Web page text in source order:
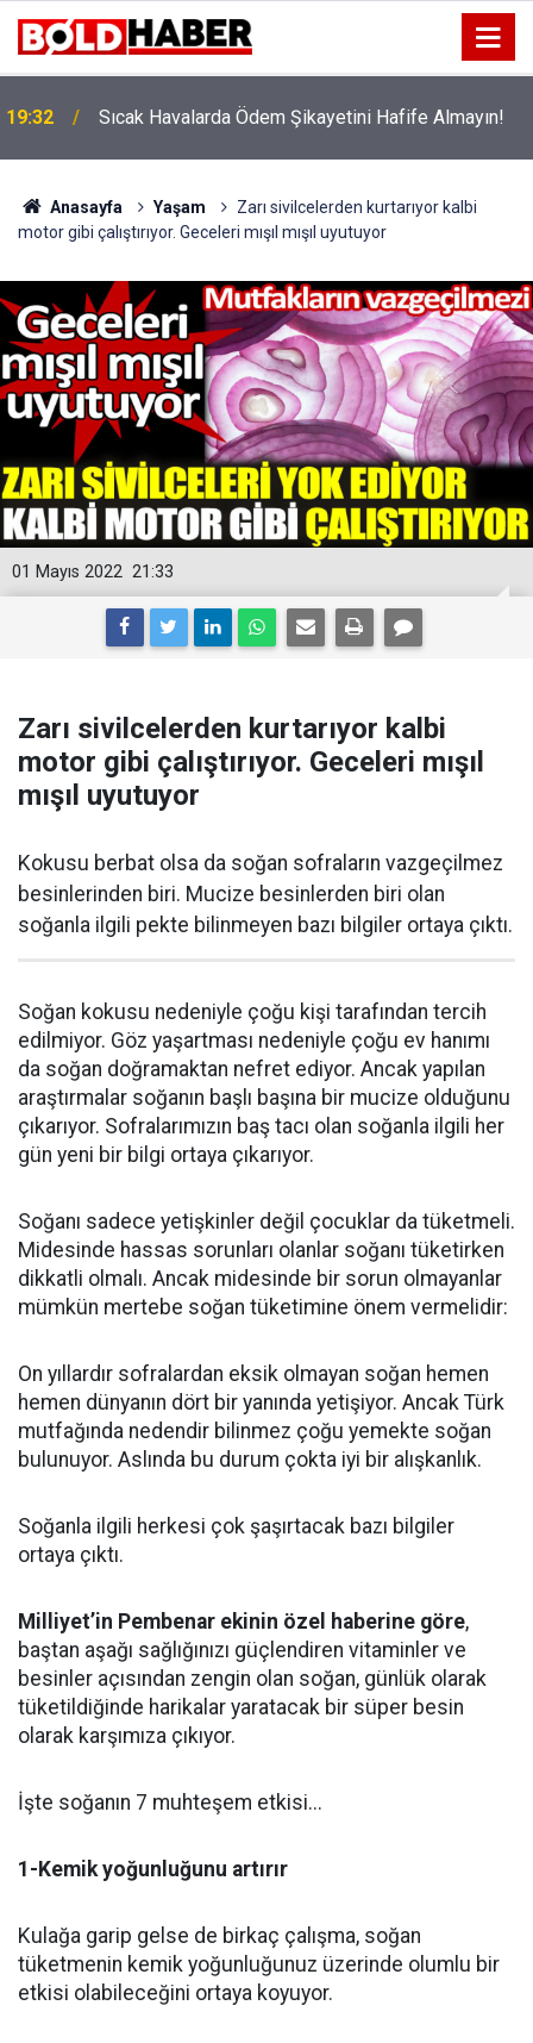
19:32 Sıcak Havalarda Ödem Şikayetini Hafife Almayın!
Anasayfa Yaşam
Zarı sivilcelerden kurtarıyor kalbi
motor gibi çalıştırıyor. Geceleri mışıl mışıl uyutuyor
21:33
01 Mayıs 2022
Zarı sivilcelerden kurtarıyor kalbi
motor gibi çalıştırıyor. Geceleri mışıl
mışıl uyutuyor
Kokusu berbat olsa da soğan sofraların vazgeçilmez
besinlerinden biri. Mucize besinlerden biri olan
soğanla ilgili pekte bilinmeyen bazı bilgiler ortaya çıktı.
Soğan kokusu nedeniyle çoğu kişi tarafından tercih
edilmiyor. Göz yaşartması nedeniyle çoğu ev hanımı
da soğan doğramaktan nefret ediyor. Ancak yapılan
araştırmalar soğanın başlı başına bir mucize olduğunu
çıkarıyor. Sofralarımızın baş tacı olan soğanla ilgili her
gün yeni bir bilgi ortaya çıkarıyor.
Soğanı sadece yetişkinler değil çocuklar da tüketmeli.
Midesinde hassas sorunları olanlar soğanı tüketirken
dikkatli olmalı. Ancak midesinde bir sorun olmayanlar
mümkün mertebe soğan tüketimine önem vermelidir:
On yıllardır sofralardan eksik olmayan soğan hemen
hemen dünyanın dört bir yanında yetişiyor. Ancak Türk
mutfağında nedendir bilinmez çoğu yemekte soğan
bulunuyor. Aslında bu durum çokta iyi bir alışkanlık.
Soğanla ilgili herkesi çok şaşırtacak bazı bilgiler
ortaya çıktı.
Milliyet’in Pembenar ekinin özel haberine göre,
baştan aşağı sağlığınızı güçlendiren vitaminler ve
besinler açısından zengin olan soğan, günlük olarak
tüketildiğinde harikalar yaratacak bir süper besin
olarak karşımıza çıkıyor.
İşte soğanın 7 muhteşem etkisi...
1-Kemik yoğunluğunu artırır
Kulağa garip gelse de birkaç çalışma, soğan
tüketmenin kemik yoğunluğunuz üzerinde olumlu bir
etkisi olabileceğini ortaya koyuyor.